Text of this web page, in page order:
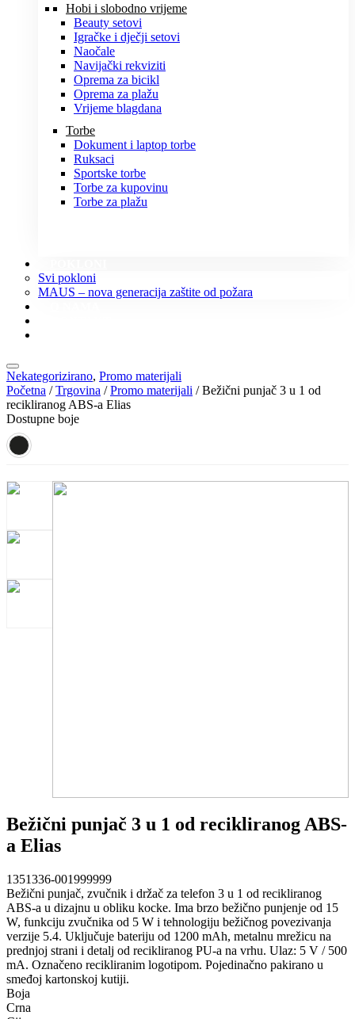
Hobi i slobodno vrijeme
Beauty setovi
Igračke i dječji setovi
Naočale
Navijački rekviziti
Oprema za bicikl
Oprema za plažu
Vrijeme blagdana
Torbe
Dokument i laptop torbe
Ruksaci
Sportske torbe
Torbe za kupovinu
Torbe za plažu
Svi pokloni
MAUS – nova generacija zaštite od požara
Nekategorizirano, Promo materijali
Početna /Trgovina /Promo materijali / Bežični punjač 3 u 1 od
recikliranog ABS-a Elias
Dostupne boje
Bežični punjač 3 u 1 od recikliranog ABS-
a Elias
1351336-001999999
Bežični punjač, zvučnik i držač za telefon 3 u 1 od recikliranog
ABS-a u dizajnu u obliku kocke. Ima brzo bežično punjenje od 15
W, funkciju zvučnika od 5 W i tehnologiju bežičnog povezivanja
verzije 5.4. Uključuje bateriju od 1200 mAh, metalnu mrežicu na
prednjoj strani i detalj od recikliranog PU-a na vrhu. Ulaz: 5 V / 500
mA. Označeno recikliranim logotipom. Pojedinačno pakirano u
smeđoj kartonskoj kutiji.
Boja
Crna